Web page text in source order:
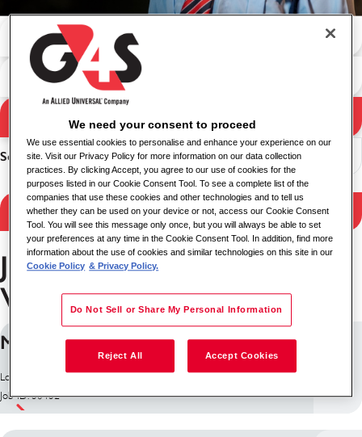
Søgeresultater
Søg efter nøgleord
Søg efter lokation
Sorter
Filtrér resultater
Job i Departamento del
Valle del Cauca
MANEJADOR CANINO
Lokation: Colombia
Job ID: 30432
We need your consent to proceed
We use essential cookies to personalise and enhance your experience on our
site. Visit our Privacy Policy for more information on our data collection
practices. By clicking Accept, you agree to our use of cookies for the
purposes listed in our Cookie Consent Tool. To see a complete list of the
companies that use these cookies and other technologies and to tell us
whether they can be used on your device or not, access our Cookie Consent
Tool. You will see this message only once, but you will always be able to set
your preferences at any time in the Cookie Consent Tool. In addition, find more
information about the use of cookies and similar technologies on this site in our
Cookie Policy & Privacy Policy.
Do Not Sell or Share My Personal Information
Reject All Accept Cookies